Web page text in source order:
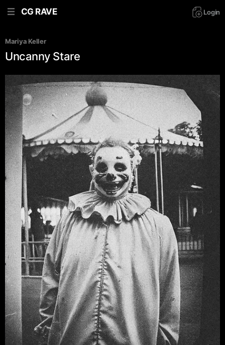
CG RAVE Login
Mariya Keller
Uncanny Stare